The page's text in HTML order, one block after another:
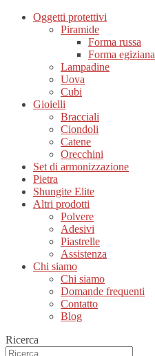
Oggetti protettivi
Piramide
Forma russa
Forma egiziana
Lampadine
Uova
Cubi
Gioielli
Bracciali
Ciondoli
Catene
Orecchini
Set di armonizzazione
Pietra
Shungite Elite
Altri prodotti
Polvere
Adesivi
Piastrelle
Assistenza
Chi siamo
Chi siamo
Domande frequenti
Contatto
Blog
Ricerca